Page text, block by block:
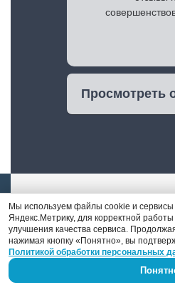
Просмотреть
Денис Поршнев
В отличие от многих
Мы используем файлы cookie и сервисы
Яндекс.Метрику, для корректной
улучшения качества сервиса.
нажимая кнопку «Понятно», вы
Политикой обработки персональных